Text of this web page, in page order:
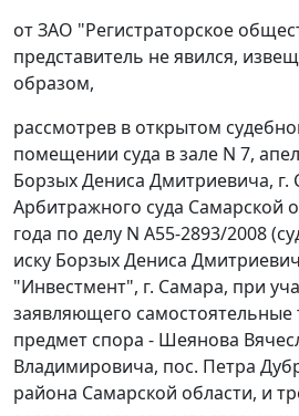
от ЗАО "Регистраторское
представитель не явился,
образом,
рассмотрев в открытом
помещении суда в зале N 7,
Борзых Дениса Дмитриевича,
Арбитражного суда Самарской
года по делу N А55-2893/2008
иску Борзых Дениса
"Инвестмент", г. Самара, при
заявляющего самостоятельные
предмет спора - Шеянова
Владимировича, пос. Петра
района Самарской области, и